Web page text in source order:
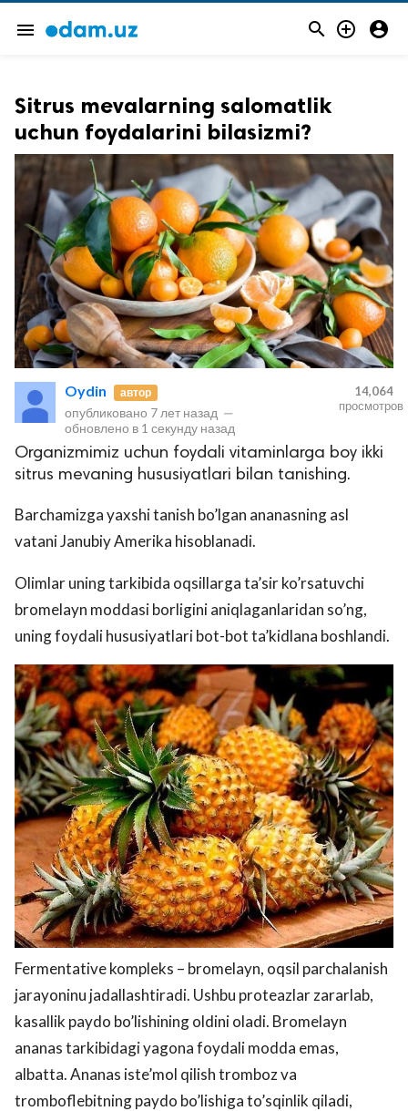
menu   
защищены.
Sitrus mevalarning salomatlik
uchun foydalarini bilasizmi?
Oydin автор
опубликовано 7 лет назад —
обновлено в 1 секунду назад
14,064
просмотров
Organizmimiz uchun foydali vitaminlarga boy ikki
sitrus mevaning hususiyatlari bilan tanishing.
Barchamizga yaxshi tanish bo’lgan ananasning asl
vatani Janubiy Amerika hisoblanadi.
Olimlar uning tarkibida oqsillarga ta’sir ko’rsatuvchi
bromelayn moddasi borligini aniqlaganlaridan so’ng,
uning foydali hususiyatlari bot-bot ta’kidlana boshlandi.
Fermentative kompleks – bromelayn, oqsil parchalanish
jarayoninu jadallashtiradi. Ushbu proteazlar zararlab,
kasallik paydo bo’lishining oldini oladi. Bromelayn
ananas tarkibidagi yagona foydali modda emas,
albatta. Ananas iste’mol qilish tromboz va
tromboflebitning paydo bo’lishiga to’sqinlik qiladi,